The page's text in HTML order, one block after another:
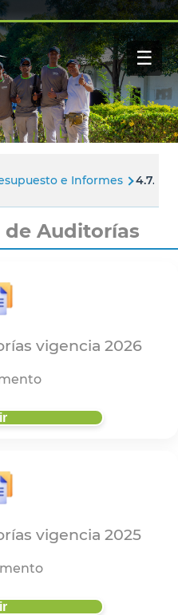
☰
e Informes
de Auditorías
vigencia 2026
vigencia 2025